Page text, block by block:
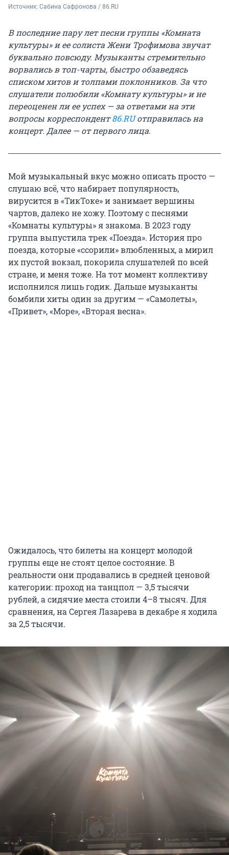
Источник: Сабина Сафронова / 86.RU
В последние пару лет песни группы «Комната
культуры» и ее солиста Жени Трофимова звучат
буквально повсюду. Музыканты стремительно
ворвались в топ-чарты, быстро обзаведясь
списком хитов и толпами поклонников. За что
слушатели полюбили «Комнату культуры» и не
переоценен ли ее успех — за ответами на эти
вопросы корреспондент86.RUотправилась на
концерт. Далее — от первого лица.
Мой музыкальный вкус можно описать просто —
слушаю всё, что набирает популярность,
вирусится в «ТикТоке» и занимает вершины
чартов, далеко не хожу. Поэтому с песнями
«Комнаты культуры» я знакома. В 2023 году
группа выпустила трек «Поезда». История про
поезда, которые «ссорили» влюбленных, а мирил
их пустой вокзал, покорила слушателей по всей
стране, и меня тоже. На тот момент коллективу
исполнился лишь годик. Дальше музыканты
бомбили хиты один за другим — «Самолеты»,
«Привет», «Море», «Вторая весна».
Ожидалось, что билеты на концерт молодой
группы еще не стоят целое состояние. В
реальности они продавались в средней ценовой
категории: проход на танцпол — 3,5 тысячи
рублей, а сидячие места стоили 4–8 тысяч. Для
сравнения, на Сергея Лазарева в декабре я ходила
за 2,5 тысячи.